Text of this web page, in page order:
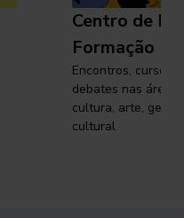
Centro de
Formação
Encontros, cursos,
debates nas áreas
cultura, arte,
cultural